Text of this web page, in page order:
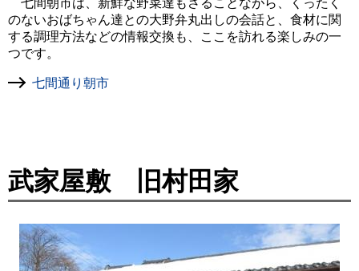
のないおばちゃん達との大野弁丸出しの会話と、食材に関
する調理方法などの情報交換も、ここを訪れる楽しみの一
つです。
七間通り朝市
武家屋敷 旧村田家